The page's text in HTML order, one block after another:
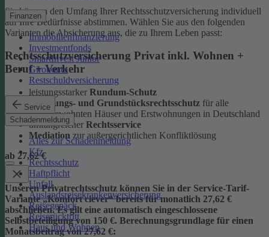
Finanzen
Immobilienfinanzierung
Investmentfonds
SmartInvest Junior
Girokonto
Restschuldversicherung
Service
Schadenmeldung
Alles zur Schadenmeldung
Kfz
Rechtsschutz
Haftpflicht
Unfall
Auslandsreisekrankenversicherung
Reisegepäck
Reiserücktritt
Haus und Wohnen
Sie können den Umfang Ihrer Rechtsschutzversicherung individuell
auf Ihre Bedürfnisse abstimmen. Wählen Sie aus den folgenden
Varianten die Absicherung aus, die zu Ihrem Leben passt:
Rechtsschutzversicherung Privat inkl. Wohnen +
Beruf + Verkehr
leistungsstarker Rundum-Schutz
Wohnungs- und Grundstücksrechtsschutz für alle
selbstbewohnten Häuser und Erstwohnungen in Deutschland
umfangreicher Rechtsservice
Mediation zur außergerichtlichen Konfliktlösung
ab 27,62 €
Unseren Privatrechtsschutz können Sie in der Service-Tarif-
Variante „Komfort clever“ bereits für monatlich 27,62 €
abschließen. Es gilt eine automatisch eingeschlossene
Selbstbeteiligung von 150 €. Berechnungsgrundlage für einen
Monatsbeitrag von 27,62 €: